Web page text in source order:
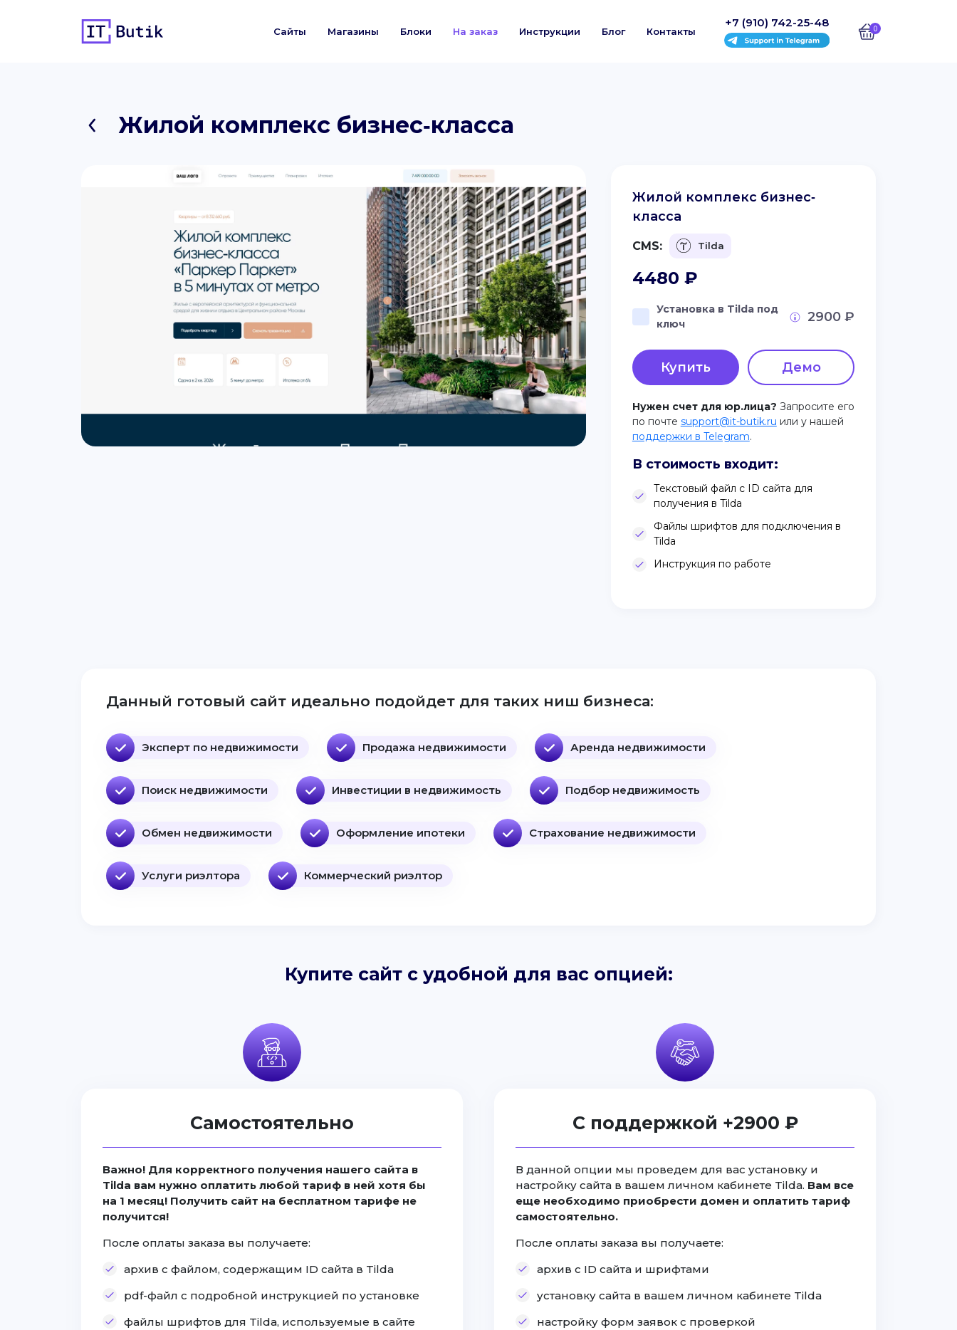
Сайты Магазины Блоки На заказ Инструкции Блог Контакты
+7 (910) 742-25-48 0
Жилой комплекс бизнес‐класса
Жилой комплекс бизнес‐
класса
CMS: Tilda
4480 ₽
Установка в Tilda под
ключ
2900 ₽
Купить Демо
Нужен счет для юр.лица? Запросите его
по почте support@it-butik.ru или у нашей
поддержки в Telegram.
В стоимость входит:
Текстовый файл с ID сайта для
получения в Tilda
Файлы шрифтов для подключения в
Tilda
Инструкция по работе
Данный готовый сайт идеально подойдет для таких ниш бизнеса:
Эксперт по недвижимости Продажа недвижимости Аренда недвижимости
Поиск недвижимости Инвестиции в недвижимость Подбор недвижимость
Обмен недвижимости Оформление ипотеки Страхование недвижимости
Услуги риэлтора Коммерческий риэлтор
Купите сайт с удобной для вас опцией:
Самостоятельно
Важно! Для корректного получения нашего сайта в
Tilda вам нужно оплатить любой тариф в ней хотя бы
на 1 месяц! Получить сайт на бесплатном тарифе не
получится!
После оплаты заказа вы получаете:
архив с файлом, содержащим ID сайта в Tilda
pdf-файл с подробной инструкцией по установке
файлы шрифтов для Tilda, используемые в сайте
С поддержкой +2900 ₽
В данной опции мы проведем для вас установку и
настройку сайта в вашем личном кабинете Tilda. Вам все
еще необходимо приобрести домен и оплатить тариф
самостоятельно.
После оплаты заказа вы получаете:
архив с ID сайта и шрифтами
установку сайта в вашем личном кабинете Tilda
настройку форм заявок с проверкой